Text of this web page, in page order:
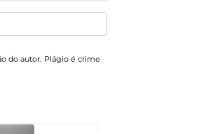
do autor. Plágio é crime